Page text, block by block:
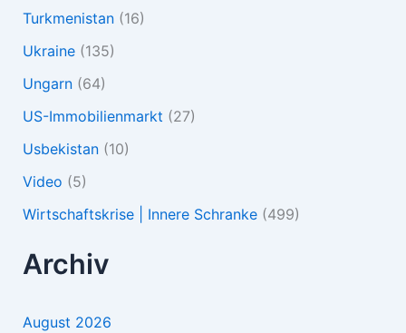
Turkmenistan(16)
Ukraine(135)
Ungarn(64)
US-Immobilienmarkt (27)
Usbekistan(10)
Video (5)
Wirtschaftskrise | Innere Schranke(499)
Archiv
August 2026